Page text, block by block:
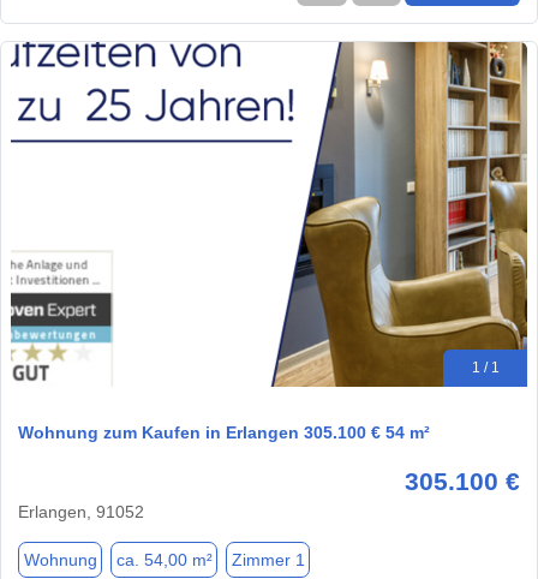
1 / 1
Wohnung zum Kaufen in Erlangen 305.100 € 54 m²
305.100 €
Erlangen, 91052
Wohnung ca. 54,00 m² Zimmer 1